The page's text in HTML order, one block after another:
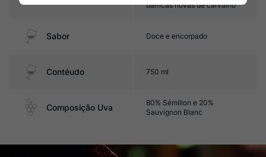
barricas novas de carvalho
Sabor Doce e encorpado
Contéudo 750 ml
Composição Uva
80% Sémillon e 20%
Sauvignon Blanc